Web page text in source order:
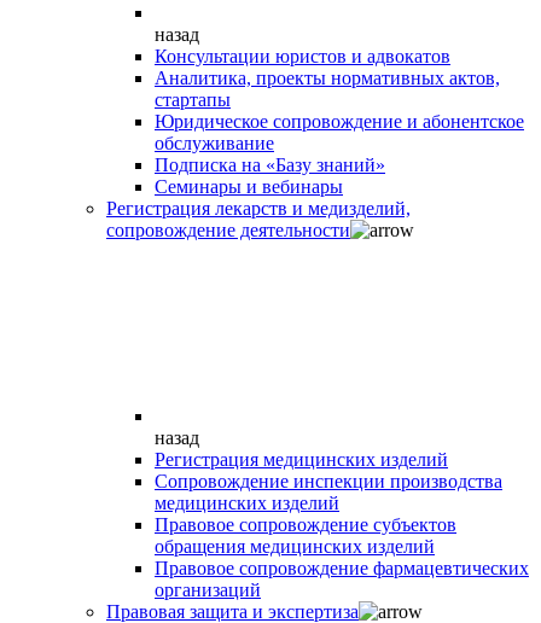
назад
Консультации юристов и адвокатов
Аналитика, проекты нормативных актов,
стартапы
Юридическое сопровождение и абонентское
обслуживание
Подписка на «Базу знаний»
Семинары и вебинары
Регистрация лекарств и медизделий,
сопровождение деятельности
назад
Регистрация медицинских изделий
Сопровождение инспекции производства
медицинских изделий
Правовое сопровождение субъектов
обращения медицинских изделий
Правовое сопровождение фармацевтических
организаций
Правовая защита и экспертиза